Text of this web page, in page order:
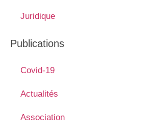
Juridique
Publications
Covid-19
Actualités
Association